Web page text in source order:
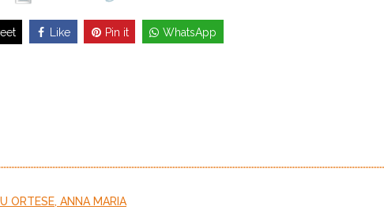
Like Pin it WhatsApp
ORTESE, ANNA MARIA